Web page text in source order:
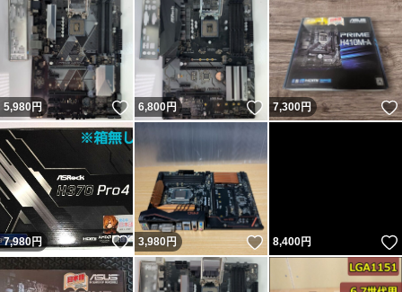
5,980円 いいね！
6,800円 いいね！
7,300円
7,980円 いいね！
3,980円 いいね！
8,400円